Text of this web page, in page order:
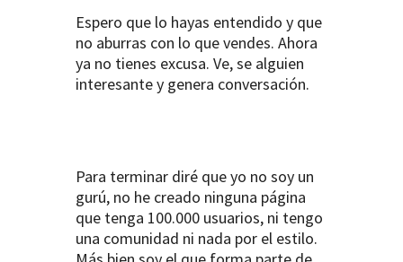
Espero que lo hayas entendido y que
no aburras con lo que vendes. Ahora
ya no tienes excusa. Ve, se alguien
interesante y genera conversación.
Para terminar diré que yo no soy un
gurú, no he creado ninguna página
que tenga 100.000 usuarios, ni tengo
una comunidad ni nada por el estilo.